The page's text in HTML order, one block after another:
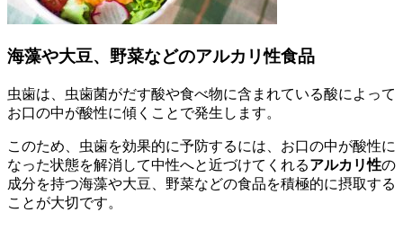
海藻や大豆、野菜などのアルカリ性食品
虫歯は、虫歯菌がだす酸や食べ物に含まれている酸によって
お口の中が酸性に傾くことで発生します。
このため、虫歯を効果的に予防するには、お口の中が酸性に
なった状態を解消して中性へと近づけてくれるアルカリ性の
成分を持つ海藻や大豆、野菜などの食品を積極的に摂取する
ことが大切です。